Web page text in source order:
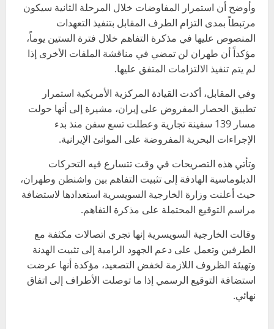
وأوضح أن استمرار المفاوضات خلال المرحلة الثانية سيكون
مرتبطاً بمدى التزام الطرف المقابل بتنفيذ التعهدات
المنصوص عليها في مذكرة التفاهم خلال فترة الستين يوماً،
مؤكداً أن طهران لن تمضي في مناقشة الملفات الأخرى إذا
لم يتم تنفيذ الالتزامات المتفق عليها.
وفي المقابل، أكدت القيادة المركزية الأمريكية استمرار
تطبيق الحصار المفروض على إيران، مشيرة إلى أنها حولت
مسار 139 سفينة تجارية وعطلت تسع سفن منذ بدء
الإجراءات البحرية المفروضة على الموانئ الإيرانية.
وتأتي هذه التصريحات في وقت تتسارع فيه التحركات
الدبلوماسية الهادفة إلى تثبيت التفاهم بين واشنطن وطهران،
حيث أعلنت وزارة الخارجية السويسرية استعدادها لاستضافة
مراسم التوقيع المحتملة على مذكرة التفاهم.
وقالت الخارجية السويسرية إنها تجري اتصالات مكثفة مع
الطرفين وتعمل على دعم الجهود الرامية إلى تثبيت الهدنة
وتهيئة الظروف اللازمة لخفض التصعيد، مؤكدة أنها عرضت
استضافة التوقيع الرسمي إذا ما توصلت الأطراف إلى اتفاق
نهائي.